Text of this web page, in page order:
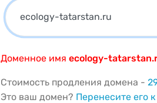
Доменное имя ecology-
Стоимость продления домена -
Это ваш домен? Перенесите его